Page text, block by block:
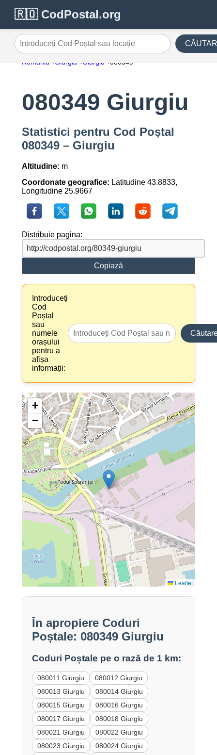
🇷🇴 CodPostal.org
Introduceți Cod Poștal sau locație
România Giurgiu Giurgiu 080349
080349 Giurgiu
Statistici pentru Cod Poștal
080349 – Giurgiu
Altitudine: m
Coordonate geografice: Latitudine 43.8833,
Longitudine 25.9667
Distribuie pagina:
Copiază
Introduceți
Cod
Poștal
sau
numele
orașului
pentru a
afișa
informații:
+
−
Leaflet
În apropiere Coduri
Poștale: 080349 Giurgiu
Coduri Poștale pe o rază de 1 km:
080011 Giurgiu
080012 Giurgiu
080013 Giurgiu
080014 Giurgiu
080015 Giurgiu
080016 Giurgiu
080017 Giurgiu
080018 Giurgiu
080021 Giurgiu
080022 Giurgiu
080023 Giurgiu
080024 Giurgiu